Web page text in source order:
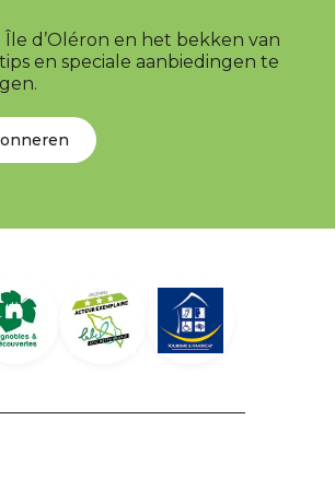
d’Oléron en het bekken van
en speciale aanbiedingen te